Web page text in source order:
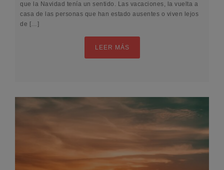
que la Navidad tenía un sentido. Las vacaciones, la vuelta a
casa de las personas que han estado ausentes o viven lejos
de […]
LEER MÁS